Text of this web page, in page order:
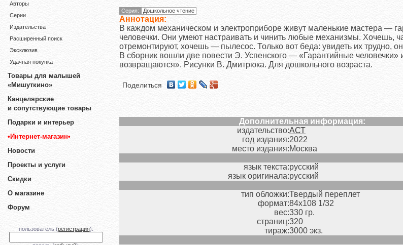
Авторы
Серии
Издательства
Расширенный поиск
Эксклюзив
Удачная покупка
Товары для малышей
«Мишуткино»
Канцелярские
и сопутствующие товары
Подарки и интерьер
•Интернет-магазин•
Новости
Проекты и услуги
Скидки
О магазине
Форум
пользователь (регистрация):
Серия: Дошкольное чтение
Аннотация:
В каждом механическом и электроприборе живут маленькие мастера —
человечки. Они умеют настраивать и чинить любые механизмы. Хочешь,
отремонтируют, хочешь — пылесос. Только вот беда: увидеть их трудно,
В сборник вошли две повести Э. Успенского — «Гарантийные человечки»
возвращаются». Рисунки В. Дмитрюка. Для дошкольного возраста.
Поделиться
Дополнительная информация:
издательство:АСТ
год издания:2022
место издания:Москва
язык текста:русский
язык оригинала:русский
тип обложки:Твердый переплет
формат:84х108 1/32
вес:330 гр.
страниц:320
тираж:3000 экз.